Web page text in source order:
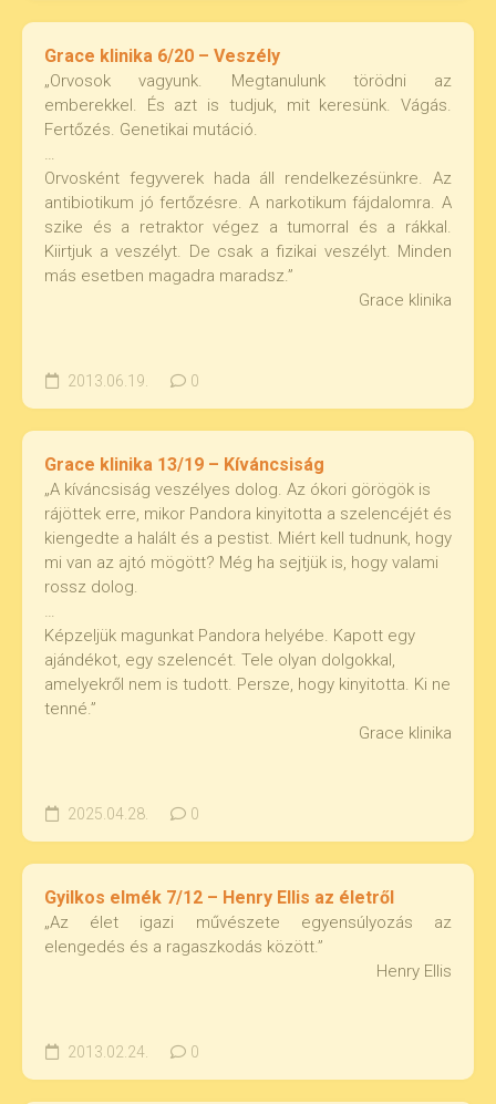
Grace klinika 6/20 – Veszély
„Orvosok vagyunk. Megtanulunk törödni az
emberekkel. És azt is tudjuk, mit keresünk. Vágás.
Fertőzés. Genetikai mutáció.
…
Orvosként fegyverek hada áll rendelkezésünkre. Az
antibiotikum jó fertőzésre. A narkotikum fájdalomra. A
szike és a retraktor végez a tumorral és a rákkal.
Kiirtjuk a veszélyt. De csak a fizikai veszélyt. Minden
más esetben magadra maradsz.”
Grace klinika
2013.06.19. 0
Grace klinika 13/19 – Kíváncsiság
„A kíváncsiság veszélyes dolog. Az ókori görögök is
rájöttek erre, mikor Pandora kinyitotta a szelencéjét és
kiengedte a halált és a pestist. Miért kell tudnunk, hogy
mi van az ajtó mögött? Még ha sejtjük is, hogy valami
rossz dolog.
…
Képzeljük magunkat Pandora helyébe. Kapott egy
ajándékot, egy szelencét. Tele olyan dolgokkal,
amelyekről nem is tudott. Persze, hogy kinyitotta. Ki ne
tenné.”
Grace klinika
2025.04.28. 0
Gyilkos elmék 7/12 – Henry Ellis az életről
„Az élet igazi művészete egyensúlyozás az
elengedés és a ragaszkodás között.”
Henry Ellis
2013.02.24. 0